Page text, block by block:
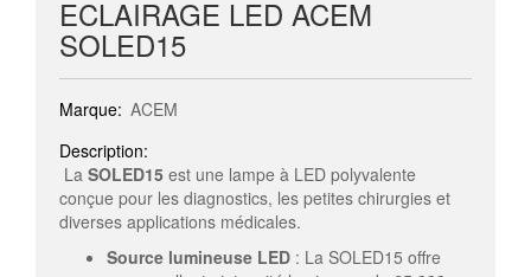
ECLAIRAGE LED ACEM
SOLED15
Marque: ACEM
Description:
La SOLED15 est une lampe à LED polyvalente
conçue pour les diagnostics, les petites chirurgies et
diverses applications médicales.
Source lumineuse LED : La SOLED15 offre